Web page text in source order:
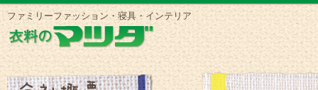
ファミリーファッション・寝具・インテリア